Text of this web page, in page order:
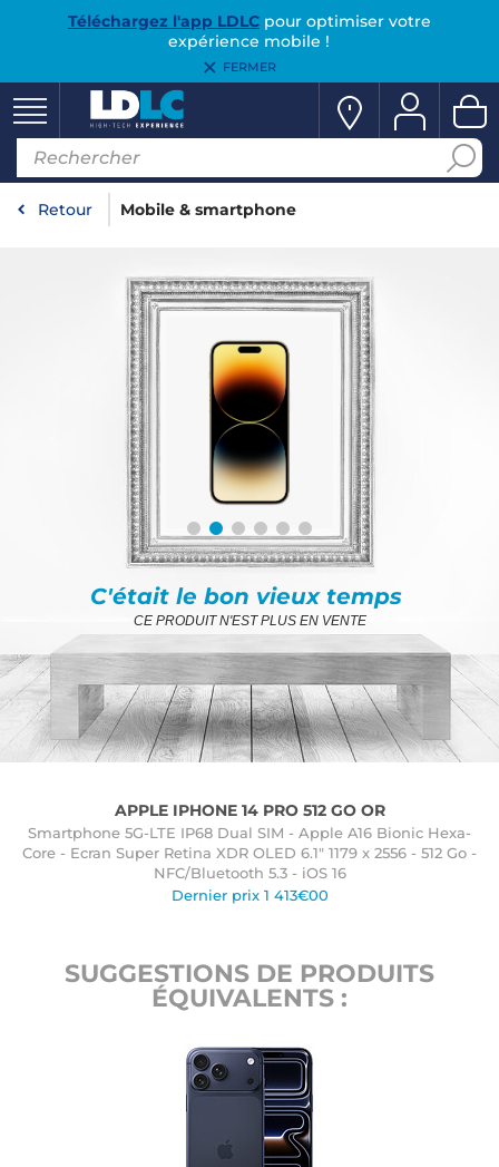
Téléchargez l'app LDLCpour optimiser votre
expérience mobile !
FERMER
Retour Mobile & smartphone
C'était le bon vieux temps
CE PRODUIT N'EST PLUS EN VENTE
APPLE IPHONE 14 PRO 512 GO OR
Smartphone 5G-LTE IP68 Dual SIM - Apple A16 Bionic Hexa-
Core - Ecran Super Retina XDR OLED 6.1" 1179 x 2556 - 512 Go -
NFC/Bluetooth 5.3 - iOS 16
Dernier prix 1 413€00
SUGGESTIONS DE PRODUITS
ÉQUIVALENTS :